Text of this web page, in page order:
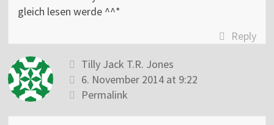
gleich lesen werde ^^*
Reply
Tilly Jack T.R. Jones
6. November 2014 at 9:22
Permalink